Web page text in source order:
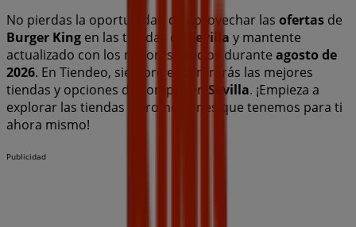
No pierdas la oportunidad de aprovechar las ofertas de
Burger King en las tiendas de Sevilla y mantente
actualizado con los mejores precios durante agosto de
2026. En Tiendeo, siempre encontrarás las mejores
tiendas y opciones de compra en Sevilla. ¡Empieza a
explorar las tiendas y promociones que tenemos para ti
ahora mismo!
Publicidad